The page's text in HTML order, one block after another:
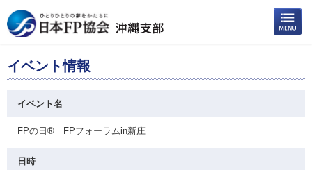
イベント情報
イベント名
FPの日® FPフォーラムin新庄
日時